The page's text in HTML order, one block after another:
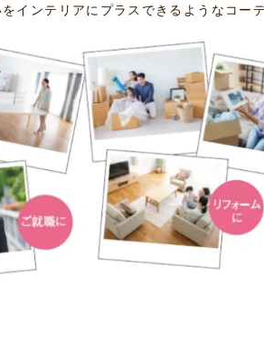
インテリアにプラスできるようなコー